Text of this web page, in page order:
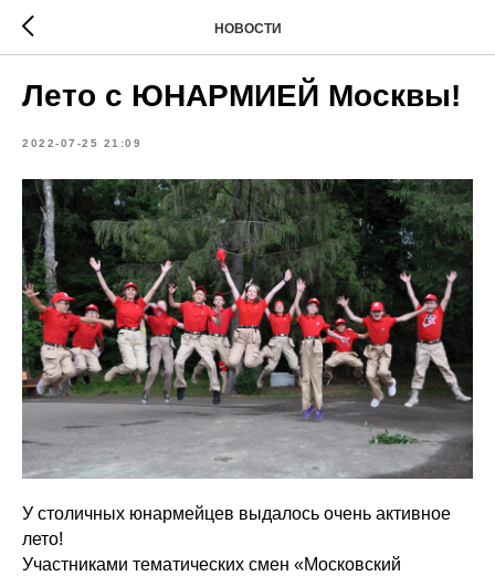
НОВОСТИ
Лето с ЮНАРМИЕЙ Москвы!
2022-07-25 21:09
У столичных юнармейцев выдалось очень активное
лето!
Участниками тематических смен «Московский